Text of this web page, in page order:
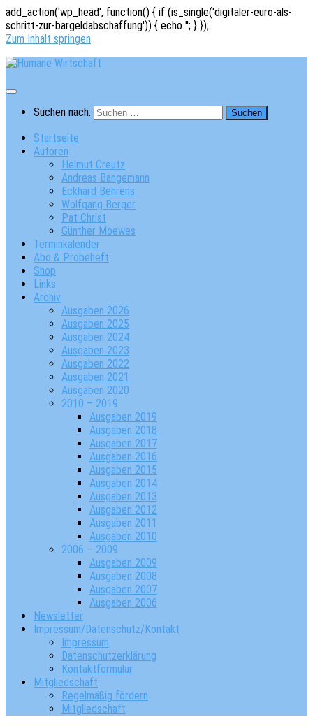
add_action('wp_head', function() { if (is_single('digitaler-euro-als-
schritt-zur-bargeldabschaffung')) { echo ''; } });
Zum Inhalt springen
Suchen nach:
Startseite
Autoren
Helmut Creutz
Andreas Bangemann
Eckhard Behrens
Wolfgang Berger
Pat Christ
Günther Moewes
Terminkalender
Abo & Probeheft
Shop
Links
Archiv
Ausgaben 2026
Ausgaben 2025
Ausgaben 2024
Ausgaben 2023
Ausgaben 2022
Ausgaben 2021
Ausgaben 2020
2010 – 2019
Ausgaben 2019
Ausgaben 2018
Ausgaben 2017
Ausgaben 2016
Ausgaben 2015
Ausgaben 2014
Ausgaben 2013
Ausgaben 2012
Ausgaben 2011
Ausgaben 2010
2006 – 2009
Ausgaben 2009
Ausgaben 2008
Ausgaben 2007
Ausgaben 2006
Newsletter
Impressum/Datenschutz/Kontakt
Impressum
Datenschutzerklärung
Kontaktformular
Mitgliedschaft
Regelmäßig fördern
Mitgliedschaft